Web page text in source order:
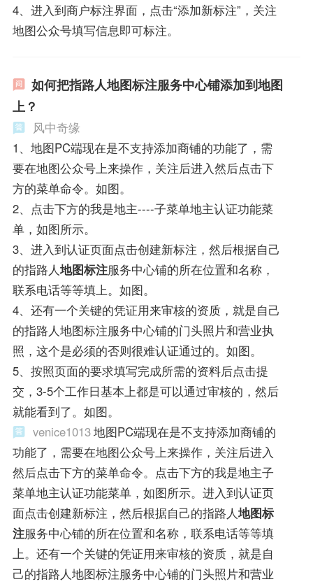
4、进入到商户标注界面，点击“添加新标注”，关注
地图公众号填写信息即可标注。
如何把指路人地图标注服务中心铺添加到地图
上？
风中奇缘
1、地图PC端现在是不支持添加商铺的功能了，需
要在地图公众号上来操作，关注后进入然后点击下
方的菜单命令。如图。
2、点击下方的我是地主----子菜单地主认证功能菜
单，如图所示。
3、进入到认证页面点击创建新标注，然后根据自己
的指路人地图标注服务中心铺的所在位置和名称，
联系电话等等填上。如图。
4、还有一个关键的凭证用来审核的资质，就是自己
的指路人地图标注服务中心铺的门头照片和营业执
照，这个是必须的否则很难认证通过的。如图。
5、按照页面的要求填写完成所需的资料后点击提
交，3-5个工作日基本上都是可以通过审核的，然后
就能看到了。如图。
venice1013地图PC端现在是不支持添加商铺的
功能了，需要在地图公众号上来操作，关注后进入
然后点击下方的菜单命令。点击下方的我是地主子
菜单地主认证功能菜单，如图所示。进入到认证页
面点击创建新标注，然后根据自己的指路人地图标
注服务中心铺的所在位置和名称，联系电话等等填
上。还有一个关键的凭证用来审核的资质，就是自
己的指路人地图标注服务中心铺的门头照片和营业